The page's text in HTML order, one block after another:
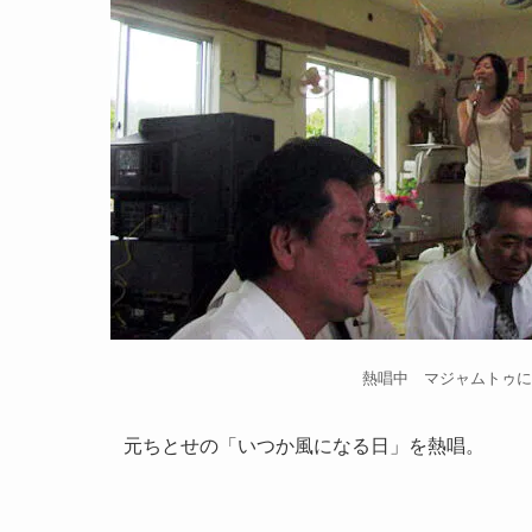
熱唱中 マジャムトゥ
元ちとせの「いつか風になる日」を熱唱。